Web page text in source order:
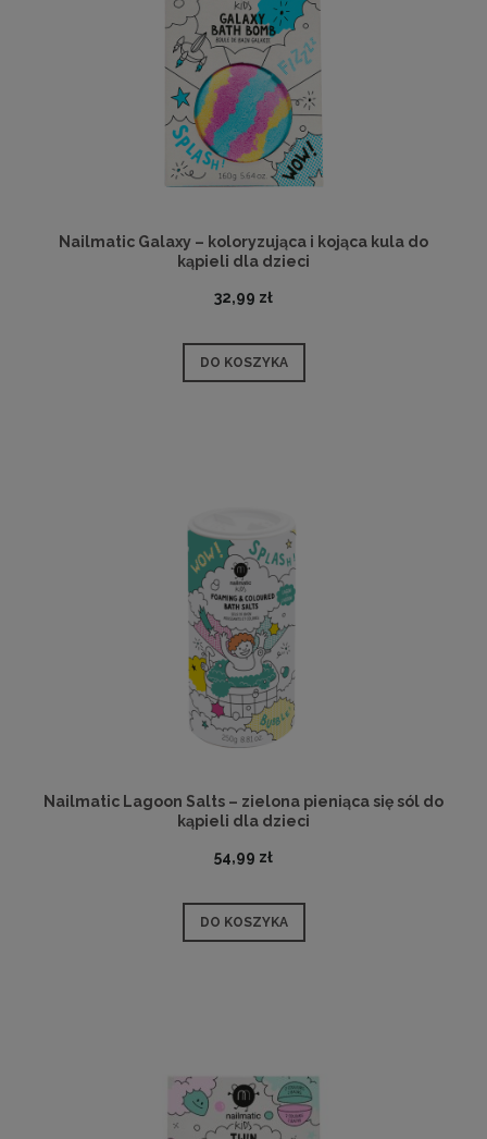
Nailmatic Galaxy – koloryzująca i kojąca kula do
kąpieli dla dzieci
32,99 zł
DO KOSZYKA
Nailmatic Lagoon Salts – zielona pieniąca się sól do
kąpieli dla dzieci
54,99 zł
DO KOSZYKA